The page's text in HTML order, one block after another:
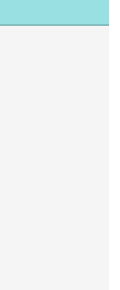
安全疑慮、詐騙
詐儀表板「縣市
態樣包含：網路
賣家詐騙、假
建置「不迷小
教育宣導資源
1.jpg